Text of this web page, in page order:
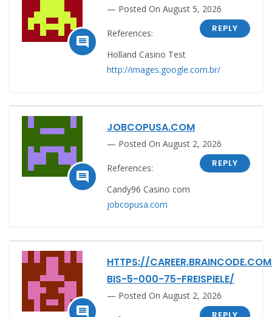

Posted On August 5, 2026
REPLY
References:
Holland Casino Test
http://images.google.com.br/

JOBCOPUSA.COM
Posted On August 2, 2026
REPLY
References:
Candy96 Casino com
jobcopusa.com

HTTPS://
BIS-5-000-75-FREISPIELE/
Posted On August 2, 2026
REPLY